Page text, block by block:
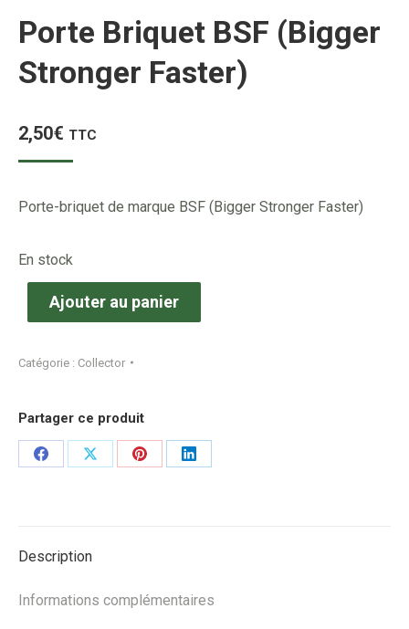
Porte Briquet BSF (Bigger
Stronger Faster)
2,50€ TTC
Porte-briquet de marque BSF (Bigger Stronger Faster)
En stock
Ajouter au panier
Catégorie : Collector
Partager ce produit
Share
Share
Share
Share
Description
Informations complémentaires